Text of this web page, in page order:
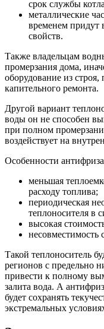
срок службы
металлические
временем придут
свойств.
Также владельцам
промерзания дома,
оборудование из
капительного ремонта.
Другой вариант
воды он не способен
при полном
воздействует на
Особенности
меньшая
расходу топлива;
периодическая
теплоносителя в
высокая
несовместимость
Такой теплоноситель
регионов с предельно
привести к полному
залита вода. А
будет сохранять
экстремальных